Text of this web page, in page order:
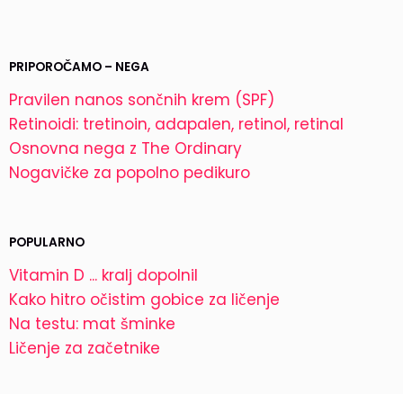
PRIPOROČAMO – NEGA
Pravilen nanos sončnih krem (SPF)
Retinoidi: tretinoin, adapalen, retinol, retinal
Osnovna nega z The Ordinary
Nogavičke za popolno pedikuro
POPULARNO
Vitamin D ... kralj dopolnil
Kako hitro očistim gobice za ličenje
Na testu: mat šminke
Ličenje za začetnike